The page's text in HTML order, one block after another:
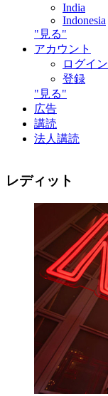
India
Indonesia
"見る"
アカウント
ログイン
登録
"見る"
広告
講読
法人講読
レディット